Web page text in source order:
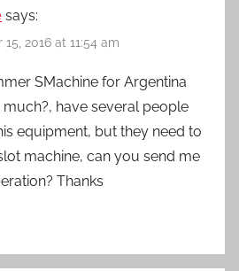
says:
2016 at 11:54 am
SMachine for Argentina
have several people
equipment, but they need to
machine, can you send me
Thanks